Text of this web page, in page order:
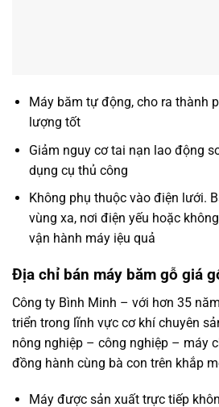
Máy băm tự động, cho ra thành
lượng tốt
Giảm nguy cơ tai nạn lao động
dụng cụ thủ công
Không phụ thuộc vào điện lưới.
vùng xa, nơi điện yếu hoặc
vận hành máy iệu quả
Địa chỉ bán máy băm gỗ giá
Công ty Bình Minh – với hơn 35
triển trong lĩnh vực cơ khí chuyên
nông nghiệp – công nghiệp – máy
đồng hành cùng bà con trên khắp
Máy được sản xuất trực tiếp